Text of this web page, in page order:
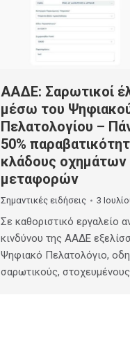
ΑΑΔΕ: Σαρωτικοί
μέσω του
Πελατολογίου –
50%
κλάδους οχημάτων
μεταφορών
Σημαντικές ειδήσεις 3
Σε καθοριστικό εργαλείο
κινδύνου της ΑΑΔΕ
Ψηφιακό Πελατολόγιο,
σαρωτικούς,